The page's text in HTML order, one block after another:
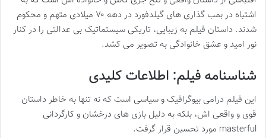
اشتباه در بمب گذاری های گیلدفورد در دهه ۷۰ میلادی متهم و محکوم
شدند. داستان فیلم به زیبایی، تاریکی سیستماتیک بی عدالتی را در کنار
نور امید و عشق خانوادگی به تصویر می کشد.
شناسنامه فیلم: اطلاعات کلیدی
این فیلم درامی بیوگرافیک و سیاسی است که نه تنها به خاطر داستان
قوی و واقعی اش، بلکه به دلیل بازی های درخشان و کارگردانی
masterful مورد تحسین قرار گرفت.